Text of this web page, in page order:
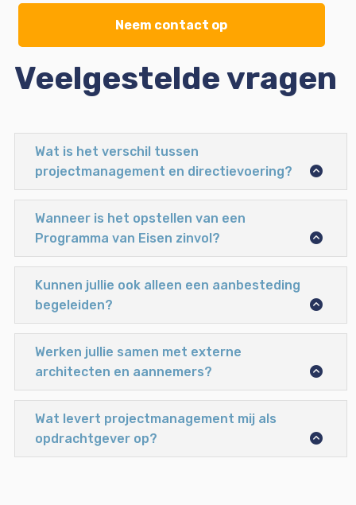
Neem contact op
Veelgestelde vragen
Wat is het verschil tussen
projectmanagement en directievoering?
Wanneer is het opstellen van een
Programma van Eisen zinvol?
Kunnen jullie ook alleen een aanbesteding
begeleiden?
Werken jullie samen met externe
architecten en aannemers?
Wat levert projectmanagement mij als
opdrachtgever op?